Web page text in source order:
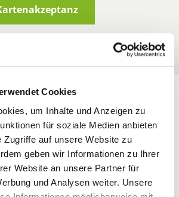
Cookies
um Inhalte und Anzeigen zu
für soziale Medien anbieten
Zugriffe auf unsere Website zu
geben wir Informationen zu Ihrer
Website an unsere Partner für
und Analysen weiter. Unsere
Fragen zu
finden Sie